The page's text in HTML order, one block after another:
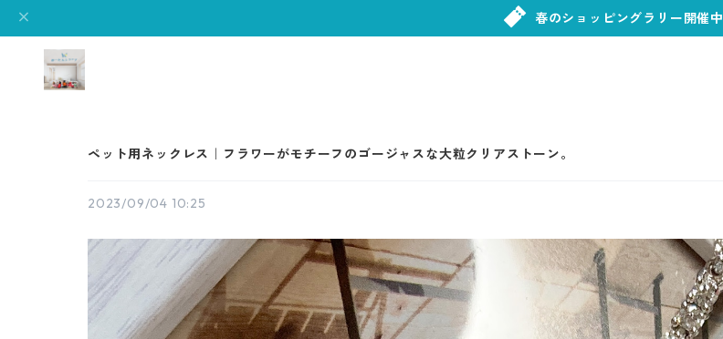
春のショッピングラリー開催中
ペット用ネックレス｜フラワーがモチーフのゴージャスな大粒クリアストーン。
2023/09/04 10:25